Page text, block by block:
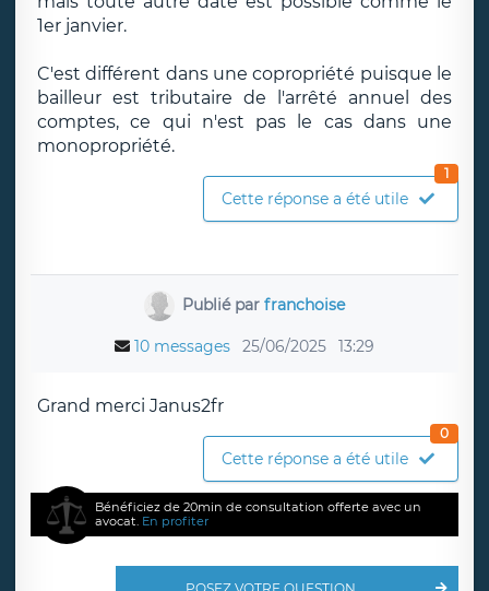
1er janvier.
C'est différent dans une copropriété puisque le
bailleur est tributaire de l'arrêté annuel des
comptes, ce qui n'est pas le cas dans une
monopropriété.
Cette réponse a été utile
1
Publié parfranchoise
10 messages 25/06/2025 13:29
Grand merci Janus2fr
Cette réponse a été utile
0
Bénéficiez de 20min de consultation offerte avec un
avocat. En profiter